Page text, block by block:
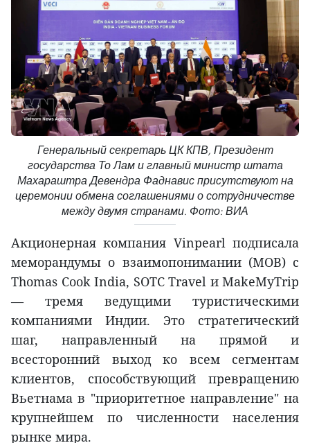
Генеральный секретарь ЦК КПВ, Президент
государства То Лам и главный министр штата
Махараштра Девендра Фаднавис присутствуют на
церемонии обмена соглашениями о сотрудничестве
между двумя странами. Фото: ВИА
Акционерная компания Vinpearl подписала
меморандумы о взаимопонимании (МОВ) с
Thomas Cook India, SOTC Travel и MakeMyTrip
— тремя ведущими туристическими
компаниями Индии. Это стратегический
шаг, направленный на прямой и
всесторонний выход ко всем сегментам
клиентов, способствующий превращению
Вьетнама в "приоритетное направление" на
крупнейшем по численности населения
рынке мира.